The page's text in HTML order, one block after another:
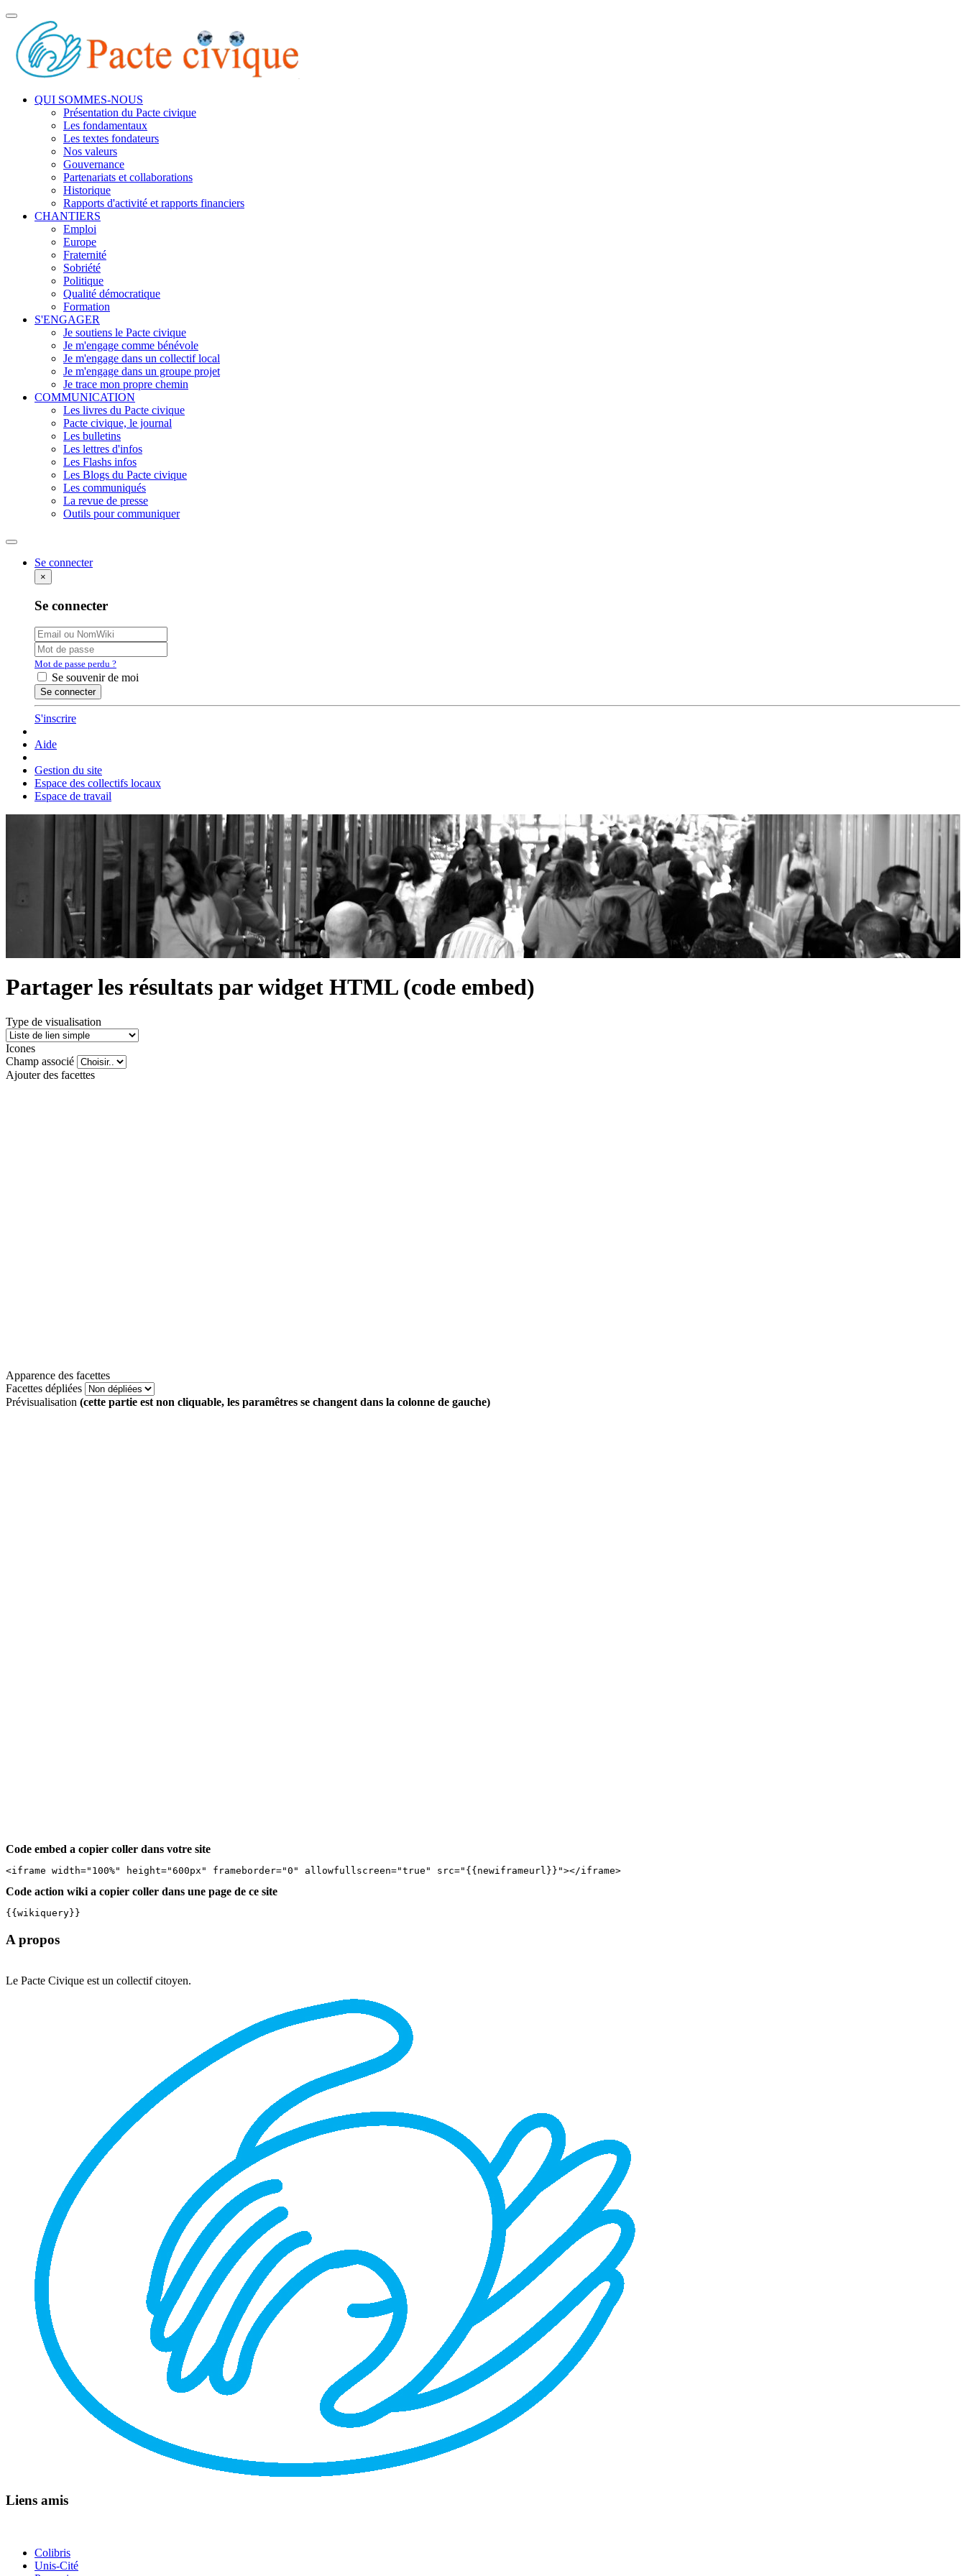
Toggle
navigation
QUI SOMMES-NOUS
Présentation du Pacte civique
Les fondamentaux
Les textes fondateurs
Nos valeurs
Gouvernance
Partenariats et collaborations
Historique
Rapports d'activité et rapports financiers
CHANTIERS
Emploi
Europe
Fraternité
Sobriété
Politique
Qualité démocratique
Formation
S'ENGAGER
Je soutiens le Pacte civique
Je m'engage comme bénévole
Je m'engage dans un collectif local
Je m'engage dans un groupe projet
Je trace mon propre chemin
COMMUNICATION
Les livres du Pacte civique
Pacte civique, le journal
Les bulletins
Les lettres d'infos
Les Flashs infos
Les Blogs du Pacte civique
Les communiqués
La revue de presse
Outils pour communiquer
Rechercher
Se connecter
×
Se connecter
Mot de passe perdu ?
Se souvenir de moi
S'inscrire
Aide
Gestion du site
Espace des collectifs locaux
Espace de travail
Partager les résultats par widget HTML (code embed)
Type de visualisation
Icones
Champ associé
Ajouter des facettes
Apparence des facettes
Facettes dépliées
Prévisualisation (cette partie est non cliquable, les paramêtres se changent dans la colonne de gauche)
Code embed a copier coller dans votre site
<iframe width="100%" height="600px" frameborder="0" allowfullscreen="true" src="{{newiframeurl}}"></iframe>
Code action wiki a copier coller dans une page de ce site
{{wikiquery}}
A propos
Le Pacte Civique est un collectif citoyen.
Liens amis
Colibris
Unis-Cité